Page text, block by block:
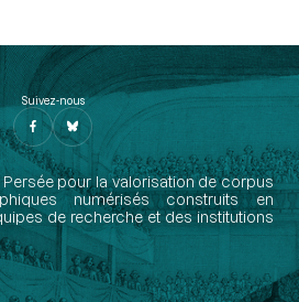
Suivez-nous
pour la valorisation de corpus
numérisés construits en
de recherche et des institutions